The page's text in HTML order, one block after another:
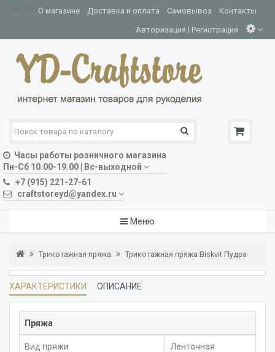
О магазине Доставка и оплата Самовывоз Контакты
Авторизация | Регистрация
Часы работы розничного магазина
Пн-Сб 10.00-19.00 | Вс-выходной
+7 (915) 221-27-61
craftstoreyd@yandex.ru
Меню
Трикотажная пряжа Трикотажная пряжа Biskvit Пудра
ХАРАКТЕРИСТИКИ ОПИСАНИЕ
Пряжа
Вид пряжи Ленточная